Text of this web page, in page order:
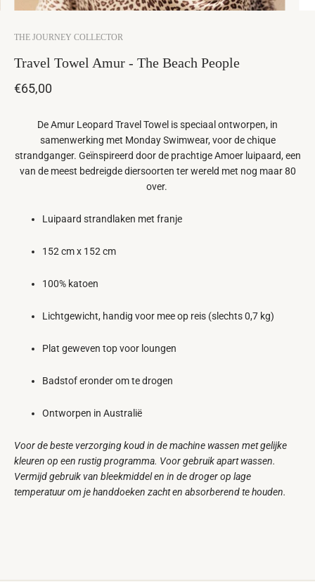
THE JOURNEY COLLECTOR
Travel Towel Amur - The Beach People
€65,00
De Amur Leopard Travel Towel is speciaal ontworpen, in
samenwerking met Monday Swimwear, voor de chique
strandganger. Geïnspireerd door de prachtige Amoer luipaard, een
van de meest bedreigde diersoorten ter wereld met nog maar 80
over.
Luipaard strandlaken met franje
152 cm x 152 cm
100% katoen
Lichtgewicht, handig voor mee op reis (slechts 0,7 kg)
Plat geweven top voor loungen
Badstof eronder om te drogen
Ontworpen in Australië
Voor de beste verzorging koud in de machine wassen met gelijke
kleuren op een rustig programma. Voor gebruik apart wassen.
Vermijd gebruik van bleekmiddel en in de droger op lage
temperatuur om je handdoeken zacht en absorberend te houden.